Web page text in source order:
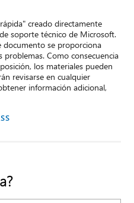
creado directamente
soporte técnico de Microsoft.
documento se proporciona
Como consecuencia
los materiales pueden
revisarse en cualquier
información adicional,